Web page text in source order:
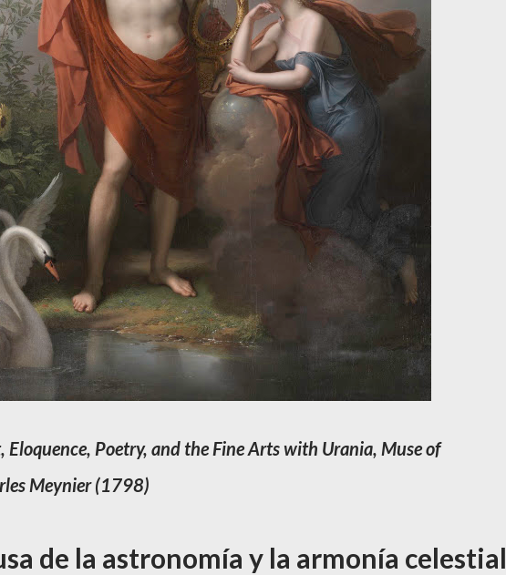
Eloquence, Poetry, and the Fine Arts with Urania, Muse of
Meynier(1798)
de la astronomía y la armonía celestial